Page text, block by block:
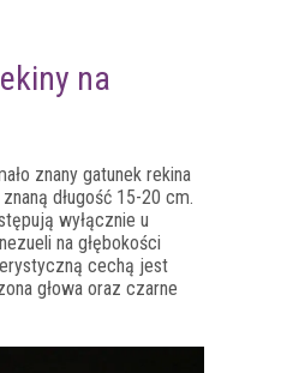
na
znany gatunek rekina
długość 15-20 cm.
wyłącznie u
na głębokości
cechą jest
głowa oraz czarne